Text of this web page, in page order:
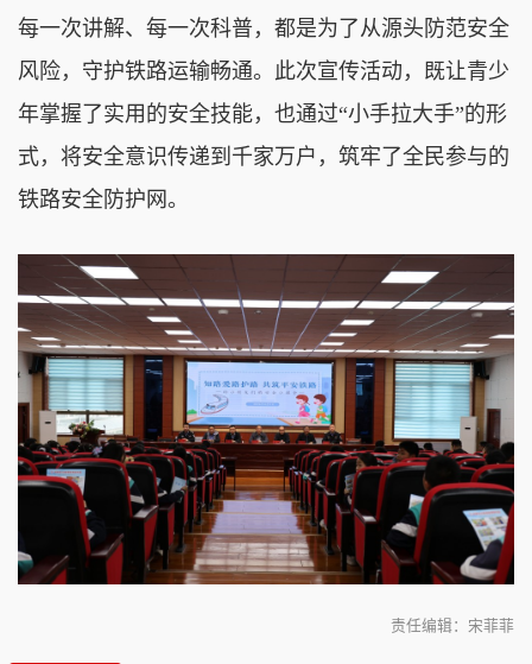
每一次讲解、每一次科普，都是为了从源头防范安全
风险，守护铁路运输畅通。此次宣传活动，既让青少
年掌握了实用的安全技能，也通过“小手拉大手”的形
式，将安全意识传递到千家万户，筑牢了全民参与的
铁路安全防护网。
责任编辑：宋菲菲